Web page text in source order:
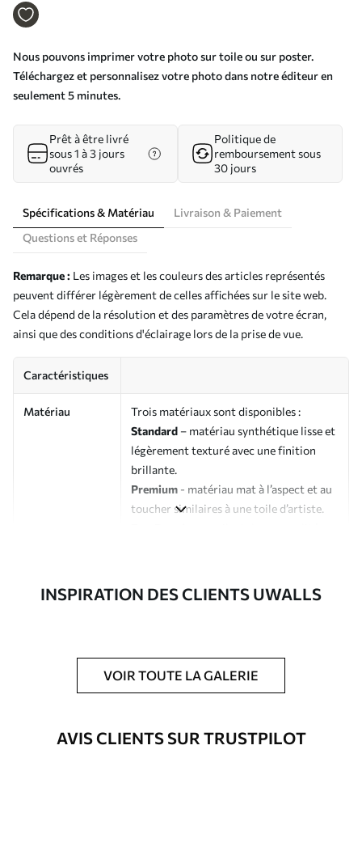
Nous pouvons imprimer votre photo sur toile ou sur poster.
Téléchargez et personnalisez votre photo dans notre éditeur en
seulement 5 minutes.
Prêt à être livré
sous 1 à 3 jours
ouvrés
Politique de
remboursement sous
30 jours
Spécifications & Matériau
Livraison & Paiement
Questions et Réponses
Remarque : Les images et les couleurs des articles représentés
peuvent différer légèrement de celles affichées sur le site web.
Cela dépend de la résolution et des paramètres de votre écran,
ainsi que des conditions d'éclairage lors de la prise de vue.
Caractéristiques
Matériau
Trois matériaux sont disponibles :
Standard – matériau synthétique lisse et
légèrement texturé avec une finition
brillante.
Premium - matériau mat à l’aspect et au
toucher similaires à une toile d’artiste.
Possibilité d'ajouter un vernis
protecteur pour renforcer la durabilité
du tableau.
Matériaux disponibles
INSPIRATION DES CLIENTS UWALLS
VOIR TOUTE LA GALERIE
AVIS CLIENTS SUR TRUSTPILOT